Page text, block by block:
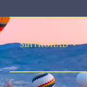
SIHTKOHAD